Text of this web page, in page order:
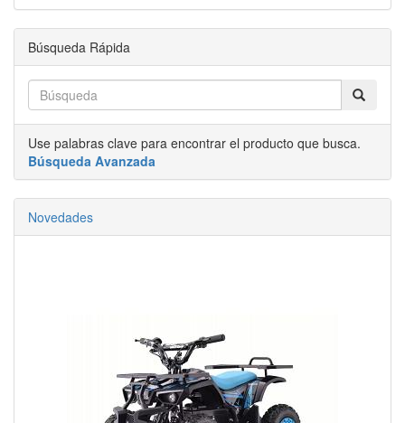
Búsqueda Rápida
Use palabras clave para encontrar el producto que busca.
Búsqueda Avanzada
Novedades